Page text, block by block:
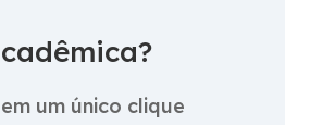
em um único clique